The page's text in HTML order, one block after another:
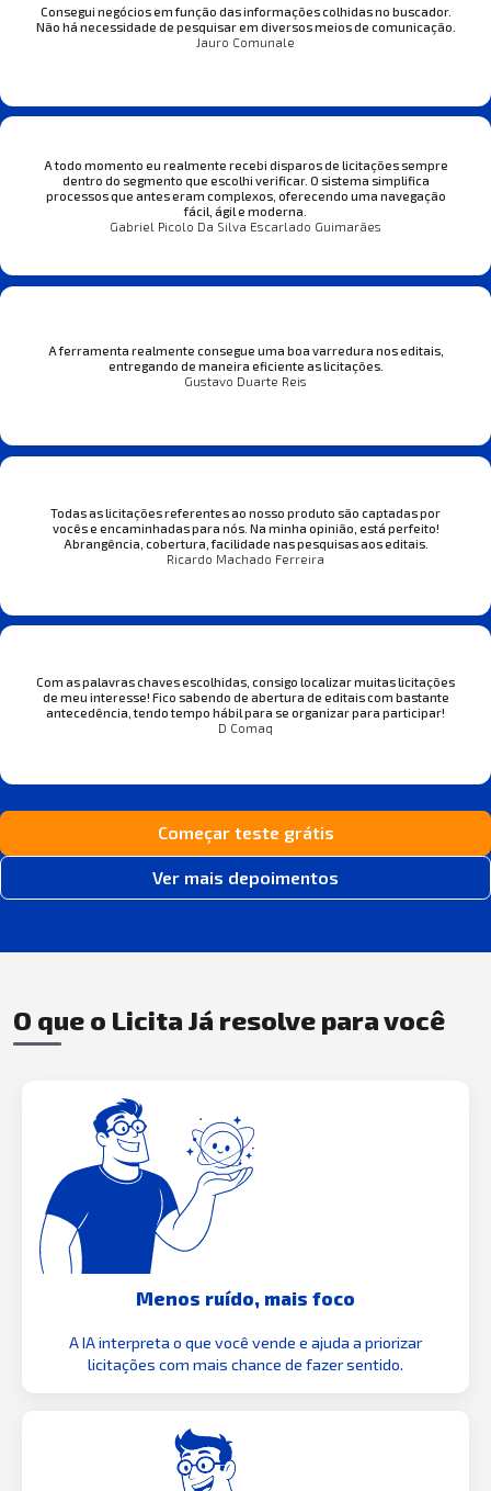
Consegui negócios em função das informações colhidas no buscador.
Não há necessidade de pesquisar em diversos meios de comunicação.
Jauro Comunale
A todo momento eu realmente recebi disparos de licitações sempre
dentro do segmento que escolhi verificar. O sistema simplifica
processos que antes eram complexos, oferecendo uma navegação
fácil, ágil e moderna.
Gabriel Picolo Da Silva Escarlado Guimarães
A ferramenta realmente consegue uma boa varredura nos editais,
entregando de maneira eficiente as licitações.
Gustavo Duarte Reis
Todas as licitações referentes ao nosso produto são captadas por
vocês e encaminhadas para nós. Na minha opinião, está perfeito!
Abrangência, cobertura, facilidade nas pesquisas aos editais.
Ricardo Machado Ferreira
Com as palavras chaves escolhidas, consigo localizar muitas licitações
de meu interesse! Fico sabendo de abertura de editais com bastante
antecedência, tendo tempo hábil para se organizar para participar!
D Comaq
Começar teste grátis
Ver mais depoimentos
O que o Licita Já resolve para você
Menos ruído, mais foco
A IA interpreta o que você vende e ajuda a priorizar
licitações com mais chance de fazer sentido.